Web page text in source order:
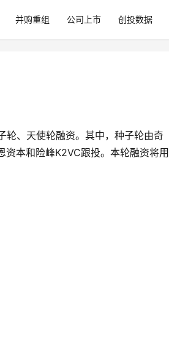
并购重组 公司上市 创投数据
轮、天使轮融资。其中，种子轮由奇
本和险峰K2VC跟投。本轮融资将用